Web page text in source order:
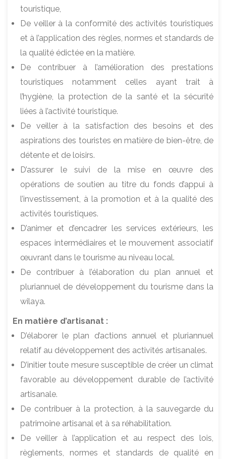
touristique,
De veiller à la conformité des activités touristiques
et à l’application des règles, normes et standards de
la qualité édictée en la matière.
De contribuer à l’amélioration des prestations
touristiques notamment celles ayant trait à
l’hygiène, la protection de la santé et la sécurité
liées à l’activité touristique.
De veiller à la satisfaction des besoins et des
aspirations des touristes en matière de bien-être, de
détente et de loisirs.
D’assurer le suivi de la mise en œuvre des
opérations de soutien au titre du fonds d’appui à
l’investissement, à la promotion et à la qualité des
activités touristiques.
D’animer et d’encadrer les services extérieurs, les
espaces intermédiaires et le mouvement associatif
œuvrant dans le tourisme au niveau local.
De contribuer à l’élaboration du plan annuel et
pluriannuel de développement du tourisme dans la
wilaya.
En matière d’artisanat :
D’élaborer le plan d’actions annuel et pluriannuel
relatif au développement des activités artisanales.
D’initier toute mesure susceptible de créer un climat
favorable au développement durable de l’activité
artisanale.
De contribuer à la protection, à la sauvegarde du
patrimoine artisanal et à sa réhabilitation.
De veiller à l’application et au respect des lois,
règlements, normes et standards de qualité en